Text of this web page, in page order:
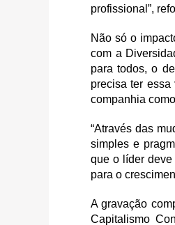
profissional”,
Não só o
com a
para todos, o
precisa ter
companhia
“Através das
simples e
que o líder deve
para o
A gravação
Capitalismo